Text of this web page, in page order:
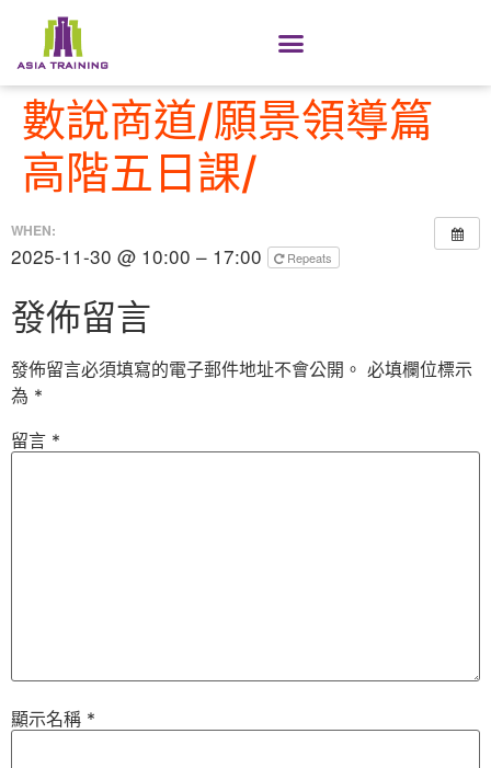
數說商道/願景領導篇
高階五日課/
WHEN:
2025-11-30 @ 10:00 – 17:00 Repeats
發佈留言
發佈留言必須填寫的電子郵件地址不會公開。 必填欄位標示
為 *
留言 *
顯示名稱 *